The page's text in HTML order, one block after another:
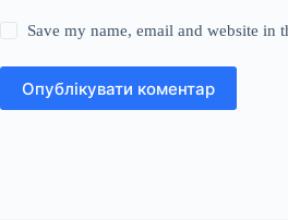
Save my name, email and website in
Опублікувати коментар